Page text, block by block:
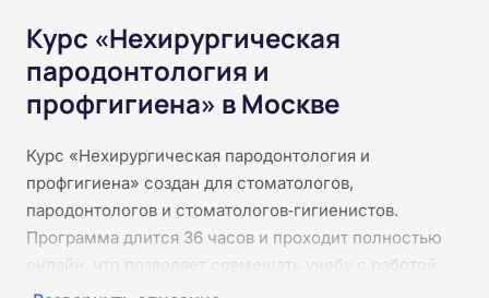
Курс «Нехирургическая
пародонтология и
профгигиена» в Москве
Курс «Нехирургическая пародонтология и
профгигиена» создан для стоматологов,
пародонтологов и стоматологов‑гигиенистов.
Программа длится 36 часов и проходит полностью
онлайн, что позволяет совмещать учебу с работой.
Слушатели изучат ключевые аспекты темы, освоят